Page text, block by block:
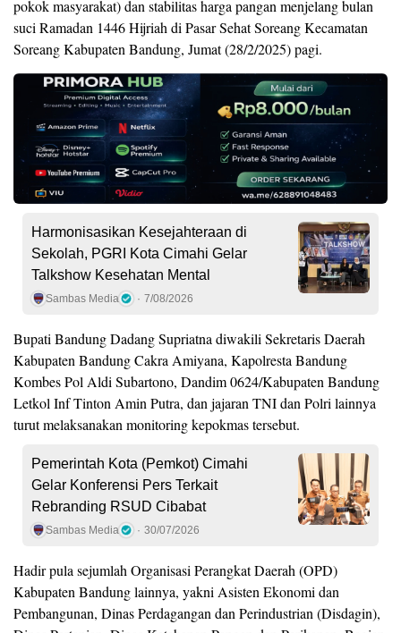
pokok masyarakat) dan stabilitas harga pangan menjelang bulan
suci Ramadan 1446 Hijriah di Pasar Sehat Soreang Kecamatan
Soreang Kabupaten Bandung, Jumat (28/2/2025) pagi.
Harmonisasikan Kesejahteraan di
Sekolah, PGRI Kota Cimahi Gelar
Talkshow Kesehatan Mental
Sambas Media 7/08/2026
Bupati Bandung Dadang Supriatna diwakili Sekretaris Daerah
Kabupaten Bandung Cakra Amiyana, Kapolresta Bandung
Kombes Pol Aldi Subartono, Dandim 0624/Kabupaten Bandung
Letkol Inf Tinton Amin Putra, dan jajaran TNI dan Polri lainnya
turut melaksanakan monitoring kepokmas tersebut.
Pemerintah Kota (Pemkot) Cimahi
Gelar Konferensi Pers Terkait
Rebranding RSUD Cibabat
Sambas Media 30/07/2026
Hadir pula sejumlah Organisasi Perangkat Daerah (OPD)
Kabupaten Bandung lainnya, yakni Asisten Ekonomi dan
Pembangunan, Dinas Perdagangan dan Perindustrian (Disdagin),